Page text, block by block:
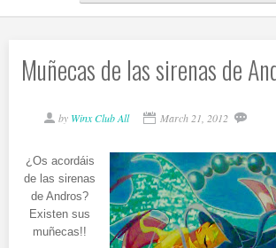
Muñecas de las sirenas de
by Winx Club All March 21, 2012
¿Os acordáis
de las sirenas
de Andros?
Existen sus
muñecas!!